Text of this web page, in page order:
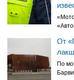
От
По